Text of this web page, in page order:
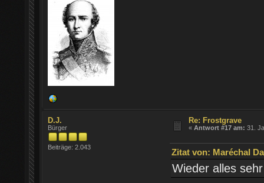
D.J.
Bürger
Beiträge: 2.043
Re: Frostgrave
«Antwort #17 am: 31.
Zitat von: Maréchal
Wieder alles